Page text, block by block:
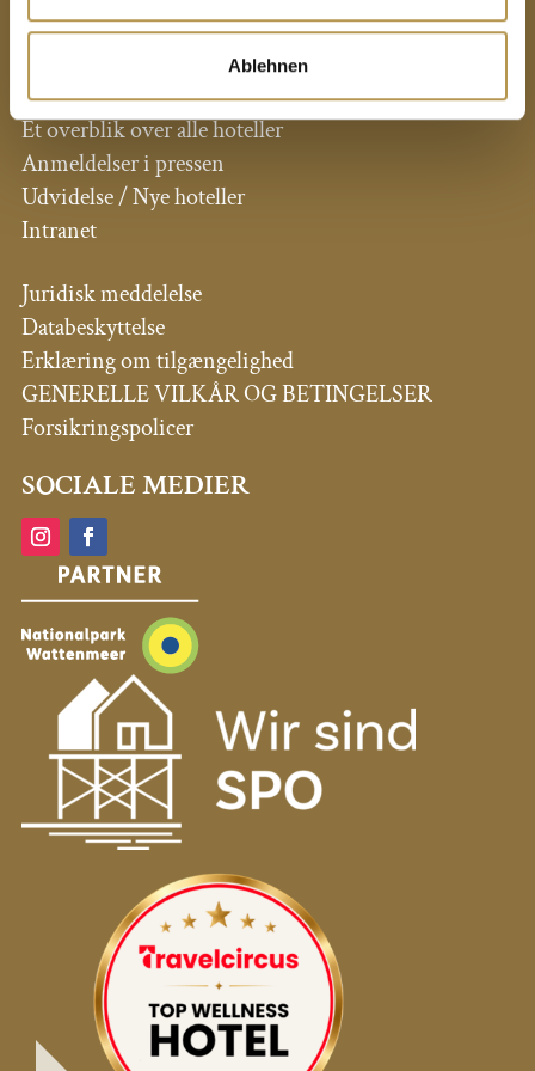
Ablehnen
PRIVATE HOTELLER DR. LOHBECK
Et overblik over alle hoteller
Anmeldelser i pressen
Udvidelse / Nye hoteller
Intranet
Juridisk meddelelse
Databeskyttelse
Erklæring om tilgængelighed
GENERELLE VILKÅR OG BETINGELSER
Forsikringspolicer
SOCIALE MEDIER